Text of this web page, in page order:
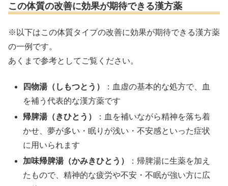
この体質の改善に効果が期待できる漢方薬
※以下はこの体質タイプの改善に効果が期待できる漢方薬
の一例です。
あくまで参考としてご覧ください。
四物湯（しもつとう）
：血虚の基本的な処方で、血
を補う代表的な漢方薬です
帰脾湯（きひとう）
：血を補いながら精神を落ち着
かせ、夢が多い・眠りが浅い・不安感といった症状
に用いられます
加味帰脾湯（かみきひとう）
：帰脾湯に生薬を加え
たもので、精神的な疲労や不安・不眠が強い方に広